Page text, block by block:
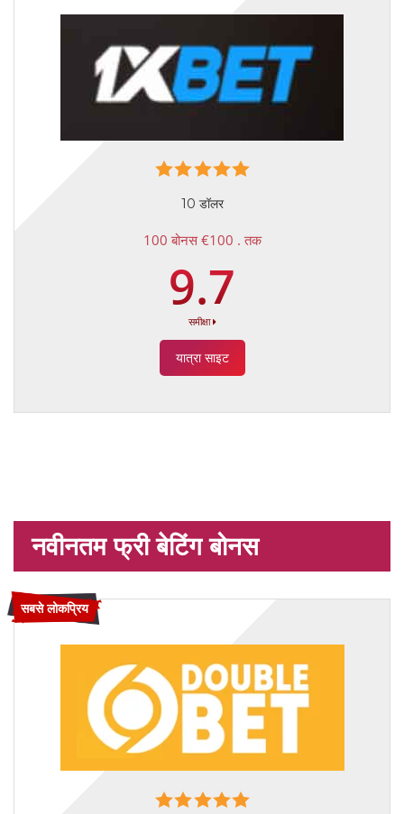
10 डॉलर
100 बोनस €100 . तक
9.7
समीक्षा
यात्रा साइट
नवीनतम फ्री बेटिंग बोनस
सबसे लोकप्रिय